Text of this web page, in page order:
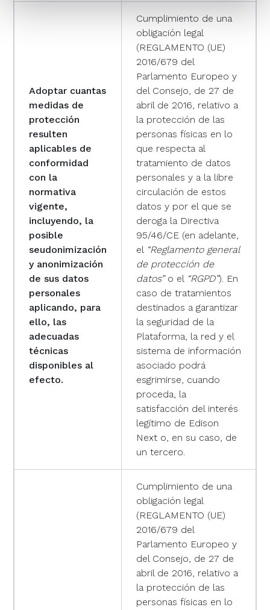
partir del uso que haya hecho de sus servicios.
Adoptar cuantas
medidas de
protección
resulten
aplicables de
conformidad
con la
normativa
vigente,
incluyendo, la
posible
seudonimización
y anonimización
de sus datos
personales
aplicando, para
ello, las
adecuadas
técnicas
disponibles al
efecto.
Cumplimiento de una
obligación legal
(REGLAMENTO (UE)
2016/679 del
Parlamento Europeo y
del Consejo, de 27 de
abril de 2016, relativo a
la protección de las
personas físicas en lo
que respecta al
tratamiento de datos
personales y a la libre
circulación de estos
datos y por el que se
deroga la Directiva
95/46/CE (en adelante,
el “Reglamento general
de protección de
datos” o el “RGPD”). En
caso de tratamientos
destinados a garantizar
la seguridad de la
Plataforma, la red y el
sistema de información
asociado podrá
esgrimirse, cuando
proceda, la
satisfacción del interés
legítimo de Edison
Next o, en su caso, de
un tercero.
Cumplimiento de una
obligación legal
(REGLAMENTO (UE)
2016/679 del
Parlamento Europeo y
del Consejo, de 27 de
abril de 2016, relativo a
la protección de las
personas físicas en lo